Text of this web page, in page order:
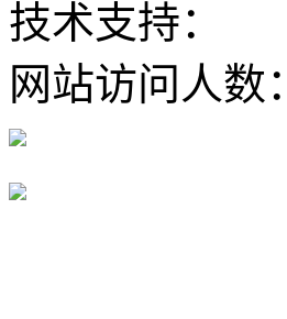
技术支持：
网站访问人数：